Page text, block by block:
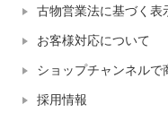
古物営業法に基づく表
お客様対応について
ショップチャンネルで
採用情報